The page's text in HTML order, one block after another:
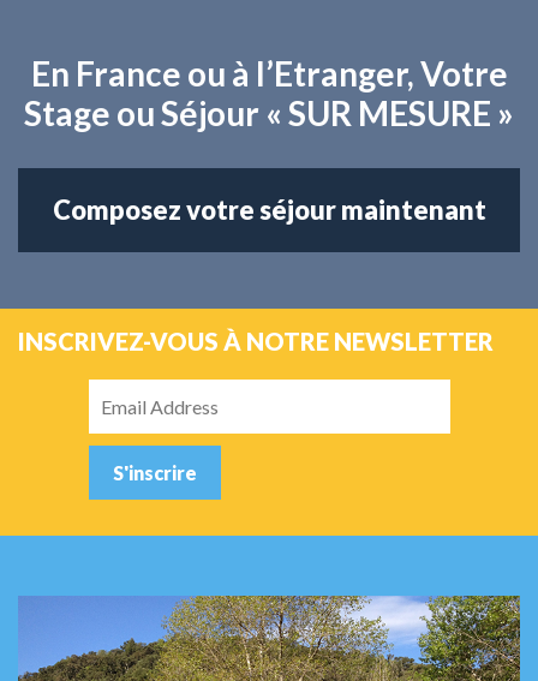
En France ou à l’Etranger, Votre
Stage ou Séjour « SUR MESURE »
Composez votre séjour maintenant
INSCRIVEZ-VOUS À NOTRE NEWSLETTER